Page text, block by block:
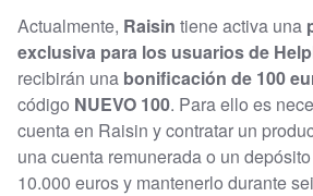
Actualmente, Raisin tiene activa una
exclusiva para los usuarios de
recibirán una bonificación de 100
código NUEVO 100. Para ello es
cuenta en Raisin y contratar un
una cuenta remunerada o un
10.000 euros y mantenerlo durante